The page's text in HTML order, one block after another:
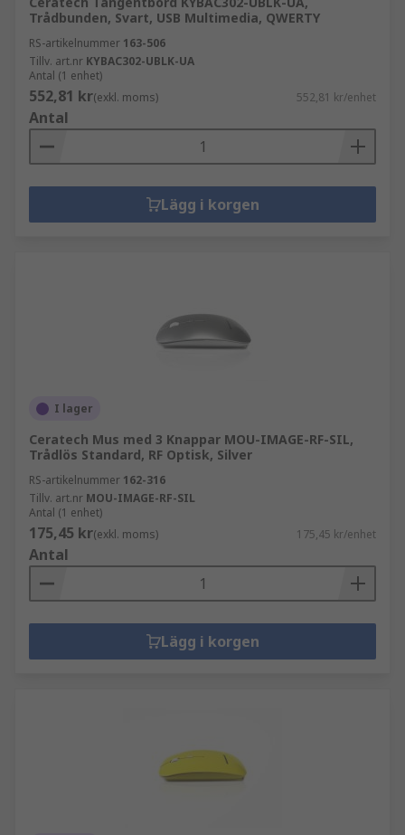
Trådbunden, Svart, USB Multimedia, QWERTY
RS-artikelnummer 163-506
Tillv. art.nr KYBAC302-UBLK-UA
Antal (1 enhet)
552,81 kr(exkl. moms) 552,81 kr/enhet
Antal
Lägg i korgen
I lager
Ceratech Mus med 3 Knappar MOU-IMAGE-RF-SIL,
Trådlös Standard, RF Optisk, Silver
RS-artikelnummer 162-316
Tillv. art.nr MOU-IMAGE-RF-SIL
Antal (1 enhet)
175,45 kr(exkl. moms) 175,45 kr/enhet
Antal
Lägg i korgen